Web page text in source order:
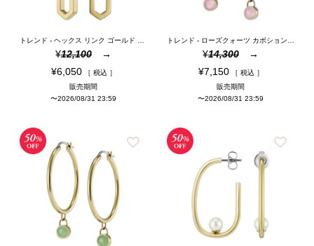
¥12,100
¥6,050
税込
販売期間
〜2026/08/31 23:59
¥14,300
¥7,150
税込
販売期間
〜2026/08/31 23:59